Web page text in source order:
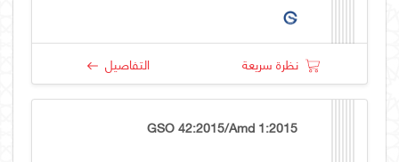
نظرة سريعة التفاصيل
GSO 42:2015/Amd 1:2015